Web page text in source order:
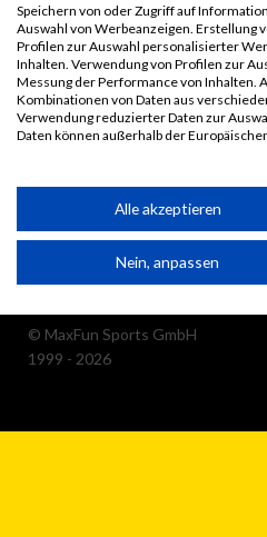
© MaxFun Sports GmbH
1999 - 2026
Speichern von oder Zugriff auf
Auswahl von Werbeanzeigen. Erstellung
Profilen zur Auswahl personalisierter
Inhalten. Verwendung von Profilen zur
Messung der Performance von Inhalten.
Kombinationen von Daten aus
Verwendung reduzierter Daten zur
Daten können außerhalb der
Partnerliste anzeigen (1 IAB-
Wir nutzen Ihre Daten für folgende
IAB-Verarbeitungszwecke:
Verwendung reduzierter
Alle akzeptieren
Nein, anpassen